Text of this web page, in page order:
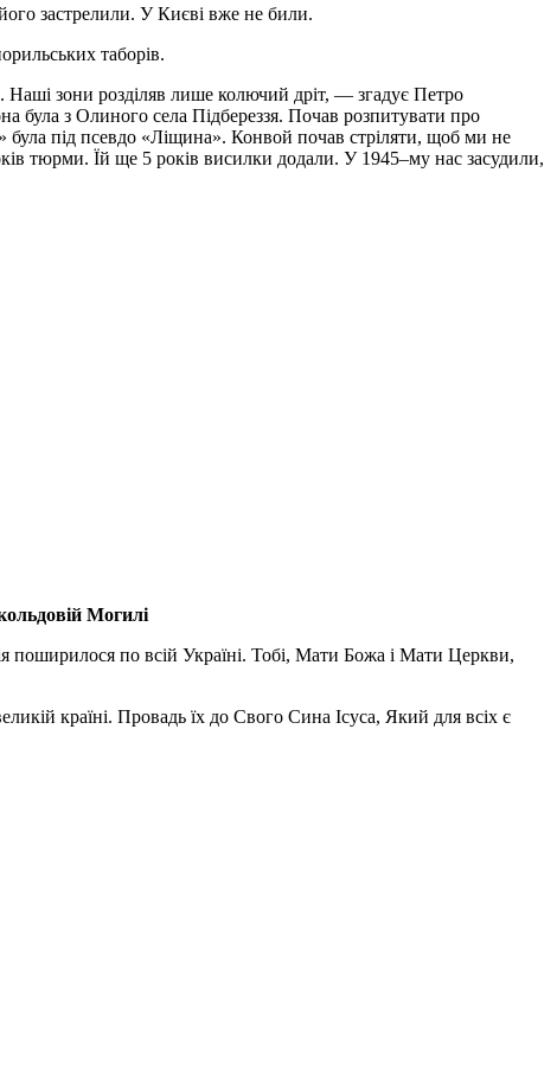
застрелили. У Києві вже не били.
таборів.
зони розділяв лише колючий дріт, — згадує Петро
була з Олиного села Підбереззя. Почав розпитувати про
під псевдо «Ліщина». Конвой почав стріляти, щоб ми не
тюрми. Їй ще 5 років висилки додали. У 1945–му нас засудили,
Могилі
поширилося по всій Україні. Тобі, Мати Божа і Мати Церкви,
країні. Провадь їх до Свого Сина Ісуса, Який для всіх є